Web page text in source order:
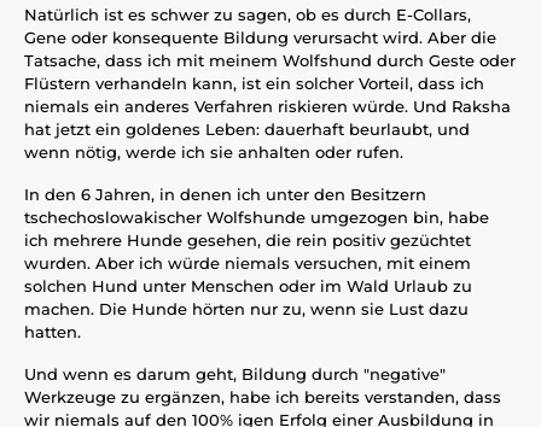
Natürlich ist es schwer zu sagen, ob es durch E-Collars,
Gene oder konsequente Bildung verursacht wird. Aber die
Tatsache, dass ich mit meinem Wolfshund durch Geste oder
Flüstern verhandeln kann, ist ein solcher Vorteil, dass ich
niemals ein anderes Verfahren riskieren würde. Und Raksha
hat jetzt ein goldenes Leben: dauerhaft beurlaubt, und
wenn nötig, werde ich sie anhalten oder rufen.
In den 6 Jahren, in denen ich unter den Besitzern
tschechoslowakischer Wolfshunde umgezogen bin, habe
ich mehrere Hunde gesehen, die rein positiv gezüchtet
wurden. Aber ich würde niemals versuchen, mit einem
solchen Hund unter Menschen oder im Wald Urlaub zu
machen. Die Hunde hörten nur zu, wenn sie Lust dazu
hatten.
Und wenn es darum geht, Bildung durch "negative"
Werkzeuge zu ergänzen, habe ich bereits verstanden, dass
wir niemals auf den 100% igen Erfolg einer Ausbildung in